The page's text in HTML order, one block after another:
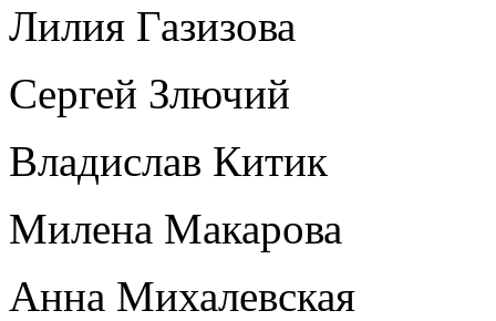
Лилия Газизова
Сергей Злючий
Владислав Китик
Милена Макарова
Анна Михалевская